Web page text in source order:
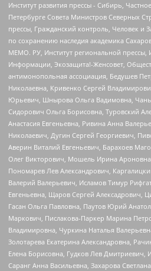
Институт развития прессы - Сибирь,
Петербурге Совета Министров Северных
прессы, Гражданский контроль, Человек и
по сохранению наследия академика
МЕМО. РУ, Институт региональной прессы,
Информации, Экозащита!-Женсовет,
антимонопольная ассоциация, Бедушев
Николаевна, Кривенко Сергей
Юрьевич, Шнырова Ольга Вадимовна,
Сидорович Ольга Борисовна, Туровский
Анастасия Евгеньевна, Ривина Анна
Николаевич, Дугин Сергей Георгиевич,
Аверин Виталий Евгеньевич, Барахоев
Олег Викторович, Мошель Ирина
Пономарев Лев Александрович,
Валерий Валерьевич, Исламов Тимур
Евгеньевна, Щаров Сергей Алексадрович,
Гасан Ольга Павловна, Паутов Юрий
Маркович, Пислакова-Паркер Марина
Владимировна, Чуркина Наталья
Золотарева Екатерина Александровна,
Елена Борисовна, Гудков Лев
Саранг Анна Васильевна, Захарова